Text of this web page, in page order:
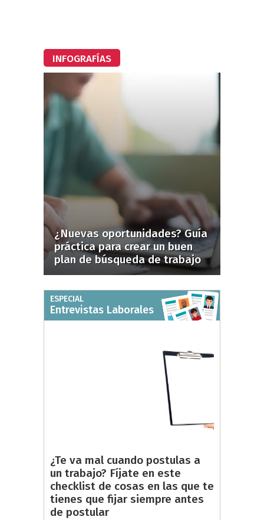
INFOGRAFÍAS
¿Nuevas oportunidades? Guía
práctica para crear un buen
plan de búsqueda de trabajo
ESPECIAL
Entrevistas Laborales
¿Te va mal cuando postulas a
un trabajo? Fíjate en este
checklist de cosas en las que te
tienes que fijar siempre antes
de postular